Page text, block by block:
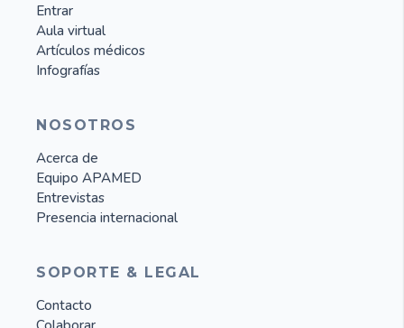
Entrar
Aula virtual
Artículos médicos
Infografías
NOSOTROS
Acerca de
Equipo APAMED
Entrevistas
Presencia internacional
SOPORTE & LEGAL
Contacto